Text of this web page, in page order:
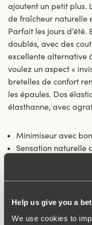
Help us give you a
We use cookies to
ajoutent un petit plus.
de fraîcheur naturelle
Parfait les jours d’été.
doublés, avec des
excellente alternative
voulez un aspect «
bretelles de confort
les épaules. Dos
élasthanne, avec
Minimiseur avec
Sensation naturelle
Les coutures plates
les meurtrissures.